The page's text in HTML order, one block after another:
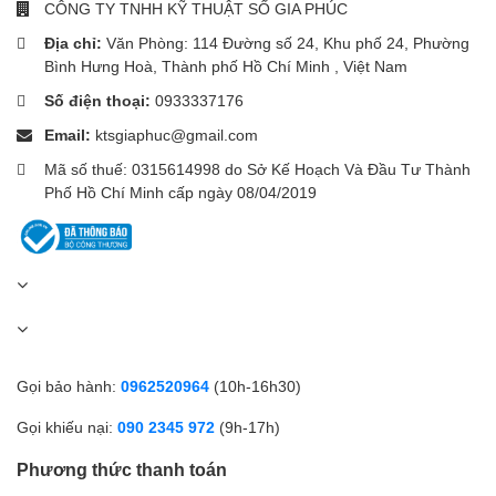
Bảo Vệ Mắt Khi Sử Dụng Lâu
Dài
Màn hình được trang bị các công nghệ hỗ trợ bảo vệ mắt:
Chống nhấp nháy (Flicker-Free)
Kết Nối Đầy Đủ, Dễ Sử Dụng
Xiaomi A24I được trang bị các cổng kết nối phổ biến:
1 x HDMI
CÔNG TY TNHH KỸ THUẬT SỐ GIA PHÚC
Địa chỉ: Văn Phòng: 114 Đường số 24, Khu phố 24, Phường
Bình Hưng Hoà, Thành phố Hồ Chí Minh , Việt Nam
Số điện thoại: 0933337176
Email: ktsgiaphuc@gmail.com
Mã số thuế: 0315614998 do Sở Kế Hoạch Và Đầu Tư Thành
Phố Hồ Chí Minh cấp ngày 08/04/2019
Gọi bảo hành: 0962520964 (10h-16h30)
Gọi khiếu nại: 090 2345 972 (9h-17h)
Phương thức thanh toán